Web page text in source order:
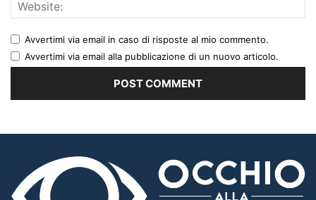
Avvertimi via email in caso di risposte al mio commento.
Avvertimi via email alla pubblicazione di un nuovo articolo.